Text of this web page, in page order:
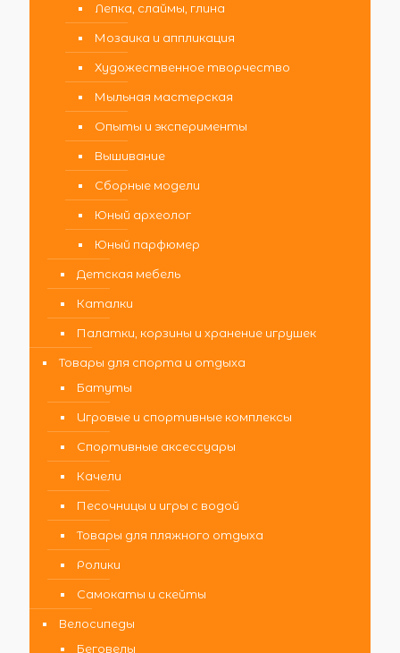
Лепка, слаймы, глина
Мозаика и аппликация
Художественное творчество
Мыльная мастерская
Опыты и эксперименты
Вышивание
Сборные модели
Юный археолог
Юный парфюмер
Детская мебель
Каталки
Палатки, корзины и хранение игрушек
Товары для спорта и отдыха
Батуты
Игровые и спортивные комплексы
Спортивные аксессуары
Качели
Песочницы и игры с водой
Товары для пляжного отдыха
Ролики
Самокаты и скейты
Велосипеды
Беговелы